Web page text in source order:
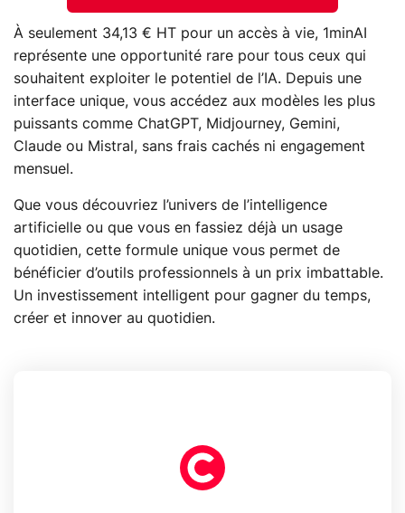
À seulement 34,13 € HT pour un accès à vie, 1minAI
représente une opportunité rare pour tous ceux qui
souhaitent exploiter le potentiel de l’IA. Depuis une
interface unique, vous accédez aux modèles les plus
puissants comme ChatGPT, Midjourney, Gemini,
Claude ou Mistral, sans frais cachés ni engagement
mensuel.
Que vous découvriez l’univers de l’intelligence
artificielle ou que vous en fassiez déjà un usage
quotidien, cette formule unique vous permet de
bénéficier d’outils professionnels à un prix imbattable.
Un investissement intelligent pour gagner du temps,
créer et innover au quotidien.